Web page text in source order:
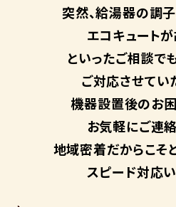
突然、給湯器の調
エコキュートが
といったご相談で
ご対応させてい
機器設置後のお
お気軽にご連絡
地域密着だからこそ
スピード対応い